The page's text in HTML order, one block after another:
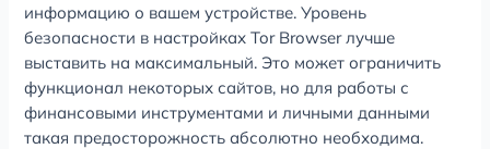
информацию о вашем устройстве. Уровень
безопасности в настройках Tor Browser лучше
выставить на максимальный. Это может ограничить
функционал некоторых сайтов, но для работы с
финансовыми инструментами и личными данными
такая предосторожность абсолютно необходима.